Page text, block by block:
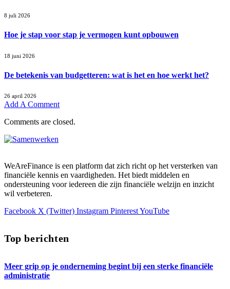
8 juli 2026
Hoe je stap voor stap je vermogen kunt opbouwen
18 juni 2026
De betekenis van budgetteren: wat is het en hoe werkt het?
26 april 2026
Add A Comment
Comments are closed.
WeAreFinance is een platform dat zich richt op het versterken van
financiële kennis en vaardigheden. Het biedt middelen en
ondersteuning voor iedereen die zijn financiële welzijn en inzicht
wil verbeteren.
Facebook X (Twitter) Instagram PinterestYouTube
Top berichten
Meer grip op je onderneming begint bij een sterke financiële
administratie